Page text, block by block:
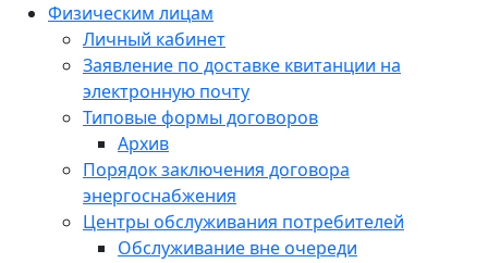
Физическим лицам
Личный кабинет
Заявление по доставке квитанции на
электронную почту
Типовые формы договоров
Архив
Порядок заключения договора
энергоснабжения
Центры обслуживания потребителей
Обслуживание вне очереди